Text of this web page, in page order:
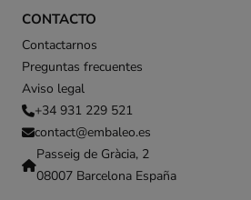
CONTACTO
Contactarnos
Preguntas frecuentes
Aviso legal
+34 931 229 521
contact@embaleo.es
Passeig de Gràcia, 2
08007 Barcelona España